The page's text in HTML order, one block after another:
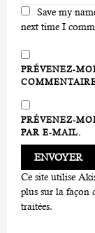
Save my
next time I
PRÉVENEZ-
PRÉVENEZ-
PAR E-MAIL.
Ce site utilise
plus sur la façon
traitées.